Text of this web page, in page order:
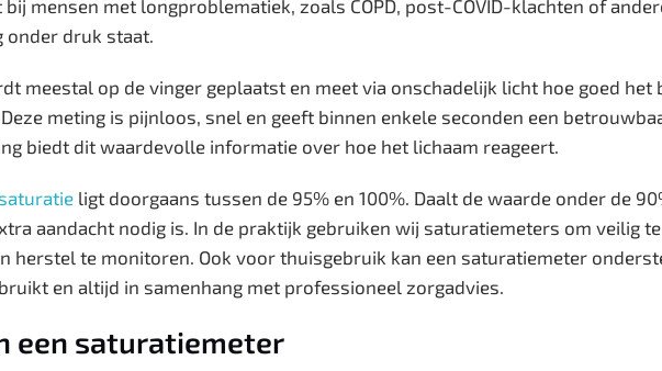
mensen met longproblematiek, zoals COPD, post-COVID-klachten of
onder druk staat.
meestal op de vinger geplaatst en meet via onschadelijk licht hoe goed het
meting is pijnloos, snel en geeft binnen enkele seconden een
biedt dit waardevolle informatie over hoe het lichaam reageert.
ligt doorgaans tussen de 95% en 100%. Daalt de waarde onder de
aandacht nodig is. In de praktijk gebruiken wij saturatiemeters om veilig
herstel te monitoren. Ook voor thuisgebruik kan een saturatiemeter
en altijd in samenhang met professioneel zorgadvies.
een saturatiemeter